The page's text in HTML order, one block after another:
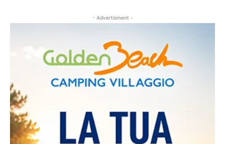
- Advertisment -